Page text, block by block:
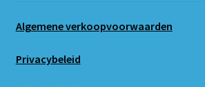
Algemene verkoopvoorwaarden
Privacybeleid